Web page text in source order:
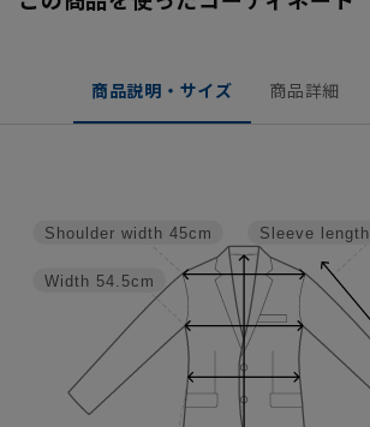
商品説明・サイズ 商品詳細
Sleeve length
Width 54.5cm
Shoulder width 45cm